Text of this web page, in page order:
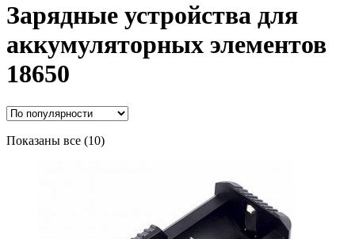
Зарядные устройства для
аккумуляторных элементов
18650
Показаны все (10)Сортировка: